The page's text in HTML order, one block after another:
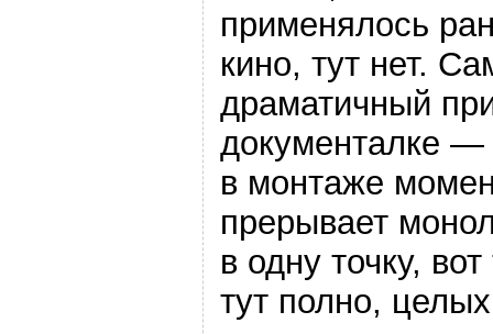
применялось
кино, тут нет.
драматичный
документалке —
в монтаже
прерывает
в одну точку,
тут полно,